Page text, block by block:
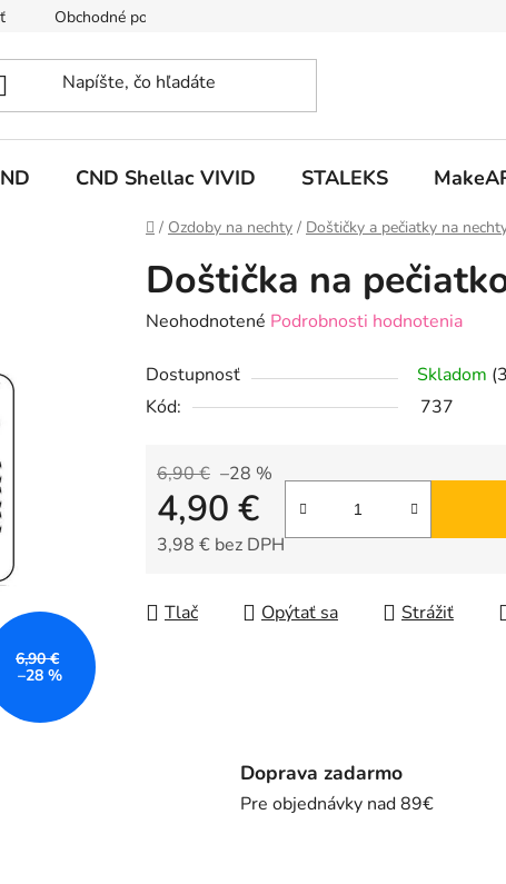
Obchodné podmienky
CND Shellac VIVID STALEKS
Domov
/ Ozdoby na nechty / Doštičky a pečiatky na
Doštička na
Priemerné
produktu
je
hviezdičiek.
Neohodnotené Podrobnosti hodnotenia
Dostupnosť Skladom
Kód:
737
6,90 € –28 %
4,90 €
3,98 € bez DPH
Tlač Opýtať sa Strážiť
6,90 €
–28 %
Doprava zadarmo
Pre objednávky nad 89€